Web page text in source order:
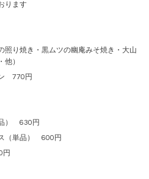
ります
り焼き・黒ムツの幽庵みそ焼き・大山
他）
ン 770円
） 630円
ス（単品） 600円
円